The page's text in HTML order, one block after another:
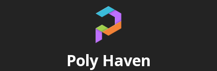
Poly Haven